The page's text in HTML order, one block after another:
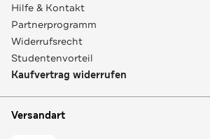
Hilfe & Kontakt
Partnerprogramm
Widerrufsrecht
Studentenvorteil
Kaufvertrag widerrufen
Versandart